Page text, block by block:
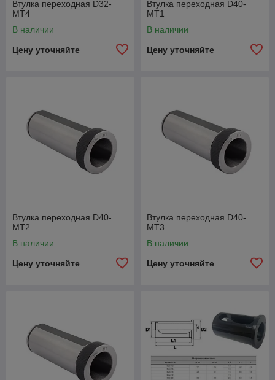
Втулка переходная D32-
MT4
В наличии
Цену уточняйте
Втулка переходная D40-
MT1
В наличии
Цену уточняйте
Втулка переходная D40-
MT2
В наличии
Цену уточняйте
Втулка переходная D40-
MT3
В наличии
Цену уточняйте